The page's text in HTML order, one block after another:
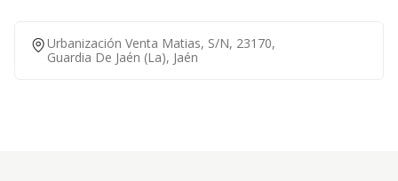
Urbanización Venta Matias, S/n, 23170,
Guardia De Jaén (la), Jaén